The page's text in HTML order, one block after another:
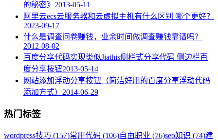
的秘密》 2013-05-11
阿里云ecs云服务器和云虚拟主机有什么区别 哪个更好？
2023-09-17
什么是调查问卷赚钱，业余时间做调查赚钱靠谱吗？
2012-08-02
百度分享代码实现类似Jiathis侧栏式分享代码 侧边栏百
度分享按钮2013-05-14
网站添加浮动分享按钮（简洁好用的百度分享浮动代码
添加方式） 2014-06-29
热门标签
wordpress技巧 (157)常用代码 (106)自由职业 (76)seo知识 (74)建